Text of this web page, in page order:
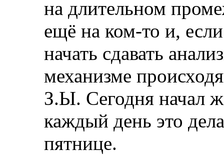
на длительном
ещё на ком-то и, если
начать сдавать
механизме
З.Ы. Сегодня начал
каждый день это
пятнице.